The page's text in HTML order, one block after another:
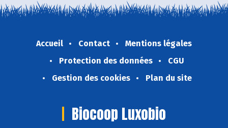
Accueil Contact
Mentions légales
Protection des données
CGU
Gestion des cookies
Plan du site
Biocoop Luxobio